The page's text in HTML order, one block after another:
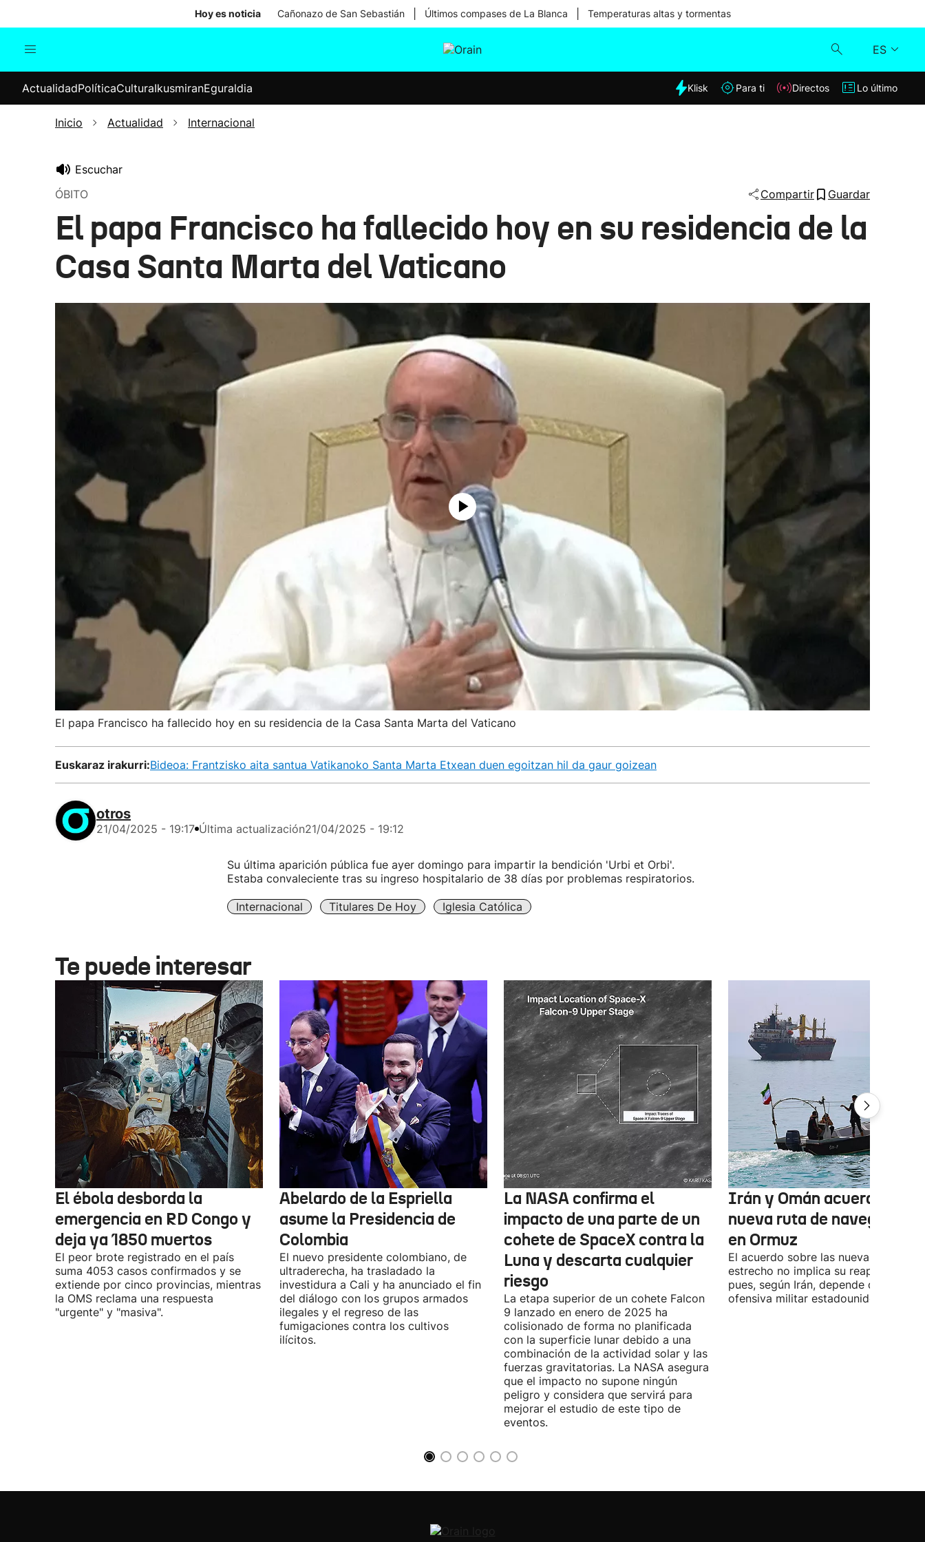
Hoy es noticia Cañonazo de San Sebastián Últimos compases de La Blanca Temperaturas altas y tormentas
ES
Internacional
Elecciones
Klisk
Lo último
ActualidadPolíticaCulturaIkusmiranEguraldia Klisk Para ti Directos Lo último
Inicio Actualidad Internacional
Escuchar
ÓBITO
Compartir Guardar
El papa Francisco ha fallecido hoy en su residencia de la
Casa Santa Marta del Vaticano
El papa Francisco ha fallecido hoy en su residencia de la Casa Santa Marta del Vaticano
Euskaraz irakurri:Bideoa: Frantzisko aita santua Vatikanoko Santa Marta Etxean duen egoitzan hil da gaur goizean
otros
21/04/2025 - 19:17 Última actualización21/04/2025 - 19:12
Su última aparición pública fue ayer domingo para impartir la bendición 'Urbi et Orbi'.
Estaba convaleciente tras su ingreso hospitalario de 38 días por problemas respiratorios.
Internacional Titulares De Hoy Iglesia Católica
Te puede interesar
El ébola desborda la
emergencia en RD Congo y
deja ya 1850 muertos
El peor brote registrado en el país
suma 4053 casos confirmados y se
extiende por cinco provincias, mientras
la OMS reclama una respuesta
"urgente" y "masiva".
Abelardo de la Espriella
asume la Presidencia de
Colombia
El nuevo presidente colombiano, de
ultraderecha, ha trasladado la
investidura a Cali y ha anunciado el fin
del diálogo con los grupos armados
ilegales y el regreso de las
fumigaciones contra los cultivos
ilícitos.
La NASA confirma el
impacto de una parte de un
cohete de SpaceX contra la
Luna y descarta cualquier
riesgo
La etapa superior de un cohete Falcon
9 lanzado en enero de 2025 ha
colisionado de forma no planificada
con la superficie lunar debido a una
combinación de la actividad solar y las
fuerzas gravitatorias. La NASA asegura
que el impacto no supone ningún
peligro y considera que servirá para
mejorar el estudio de este tipo de
eventos.
Irán y Omán acuerdan una
nueva ruta de navegación
en Ormuz
El acuerdo sobre las nueva ruta por
estrecho no implica su reapertura,
pues, según Irán, depende de la
ofensiva militar estadounidense-